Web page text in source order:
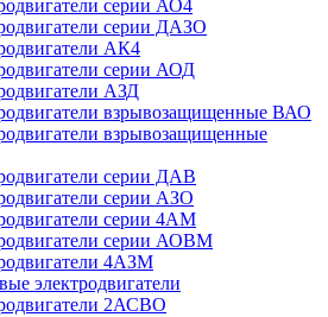
серии АО4
серии ДАЗО
АК4
серии АОД
АЗД
взрывозащищенные ВАО
взрывозащищенные
серии ДАВ
серии АЗО
серии 4АМ
серии АОВМ
4АЗМ
электродвигатели
2АСВО